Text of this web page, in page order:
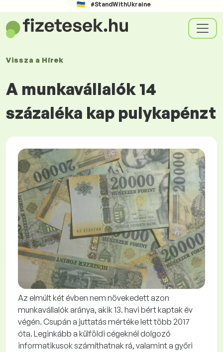
#StandWithUkraine
Vissza a Hírek
A munkavállalók 14
százaléka kap pulykapénzt
Az elmúlt két évben nem növekedett azon
munkavállalók aránya, akik 13. havi bért kaptak év
végén. Csupán a juttatás mértéke lett több 2017
óta. Leginkább a külföldi cégeknél dolgozó
informatikusok számíthatnak rá, valamint a győri